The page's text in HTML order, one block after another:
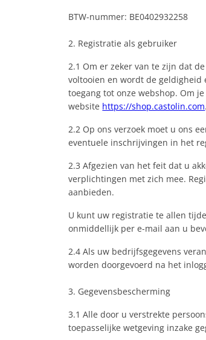
BTW-nummer: BE0402932258
2. Registratie als gebruiker
2.1 Om er zeker van te zijn dat
voltooien en wordt de geldigheid
toegang tot onze webshop. Om
website https://shop.castolin.com
2.2 Op ons verzoek moet u ons
eventuele inschrijvingen in het
2.3 Afgezien van het feit dat u
verplichtingen met zich mee.
aanbieden.
U kunt uw registratie te allen
onmiddellijk per e-mail aan u
2.4 Als uw bedrijfsgegevens
worden doorgevoerd na het
3. Gegevensbescherming
3.1 Alle door u verstrekte
toepasselijke wetgeving inzake